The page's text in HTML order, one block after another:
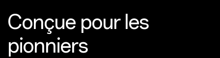
Conçue pour les
pionniers